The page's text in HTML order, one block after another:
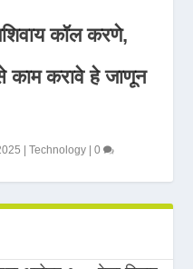
कॉल करणे,
काम करावे हे जाणून
|Technology |0